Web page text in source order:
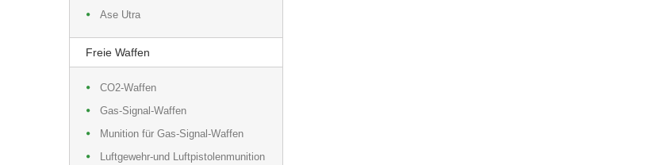
Ase Utra
Freie Waffen
CO2-Waffen
Gas-Signal-Waffen
Munition für Gas-Signal-Waffen
Luftgewehr-und Luftpistolenmunition